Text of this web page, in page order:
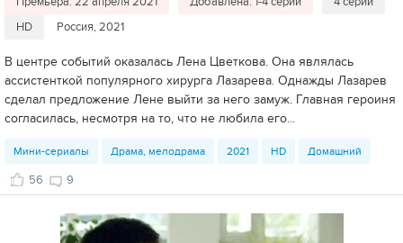
HD
Россия, 2021
В центре событий оказалась Лена Цветкова. Она являлась
ассистенткой популярного хирурга Лазарева. Однажды Лазарев
сделал предложение Лене выйти за него замуж. Главная героиня
согласилась, несмотря на то, что не любила его...
Мини-сериалы Драма, мелодрама 2021 HD Домашний
56 9